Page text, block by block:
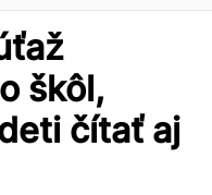
škôl,
čítať aj